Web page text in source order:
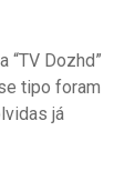
Dozhd”
tipo foram
já